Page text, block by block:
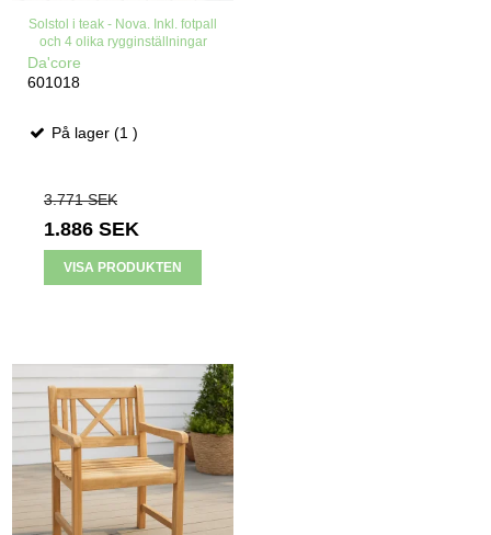
Solstol i teak - Nova. Inkl. fotpall
och 4 olika rygginställningar
Da'core
601018
På lager (1 )
3.771 SEK
1.886 SEK
VISA PRODUKTEN